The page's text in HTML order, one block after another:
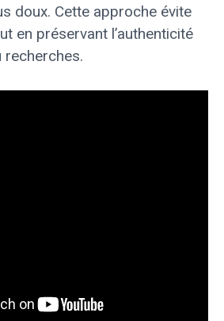
doux. Cette approche évite
en préservant l’authenticité
recherches.